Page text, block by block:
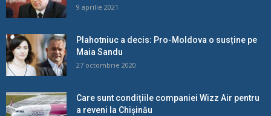
9 aprilie 2021
Plahotniuc a decis: Pro-Moldova o susține pe
Maia Sandu
27 octombrie 2020
Care sunt condițiile companiei Wizz Air pentru
a reveni la Chișinău